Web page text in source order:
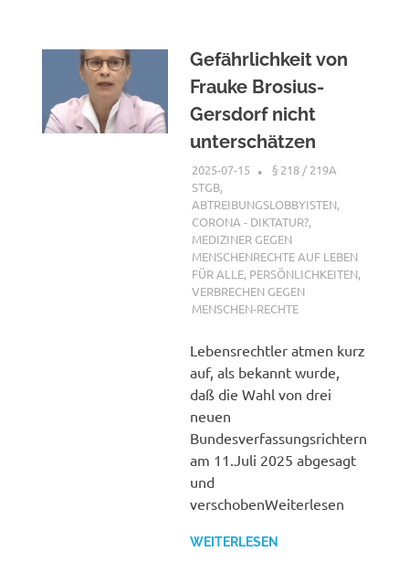
Gefährlichkeit von
Frauke Brosius-
Gersdorf nicht
unterschätzen
2025-07-15 XX
§ 218 / 219A
STGB,
ABTREIBUNGSLOBBYISTEN,
CORONA - DIKTATUR?,
MEDIZINER GEGEN
MENSCHENRECHTE AUF LEBEN
FÜR ALLE, PERSÖNLICHKEITEN,
VERBRECHEN GEGEN
MENSCHEN-RECHTE
Lebensrechtler atmen kurz
auf, als bekannt wurde,
daß die Wahl von drei
neuen
Bundesverfassungsrichtern
am 11.Juli 2025 abgesagt
und
verschobenWeiterlesen
WEITERLESEN